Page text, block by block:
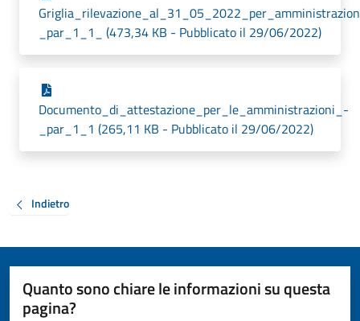
_par_1_1_ (473,34 KB - Pubblicato il 29/06/2022)
Documento_di_attestazione_per_le_amministrazioni_-
_par_1_1 (265,11 KB - Pubblicato il 29/06/2022)
Indietro
Quanto sono chiare le informazioni su questa
pagina?